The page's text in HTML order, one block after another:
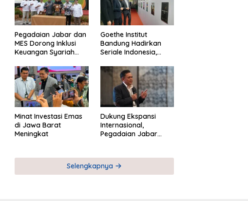
Pegadaian Jabar dan
MES Dorong Inklusi
Keuangan Syariah
UMKM
Goethe Institut
Bandung Hadirkan
Seriale Indonesia,
Global Industri Serial
Minat Investasi Emas
di Jawa Barat
Meningkat
Dukung Ekspansi
Internasional,
Pegadaian Jabar
Pegadaian Timor
Leste
Selengkapnya